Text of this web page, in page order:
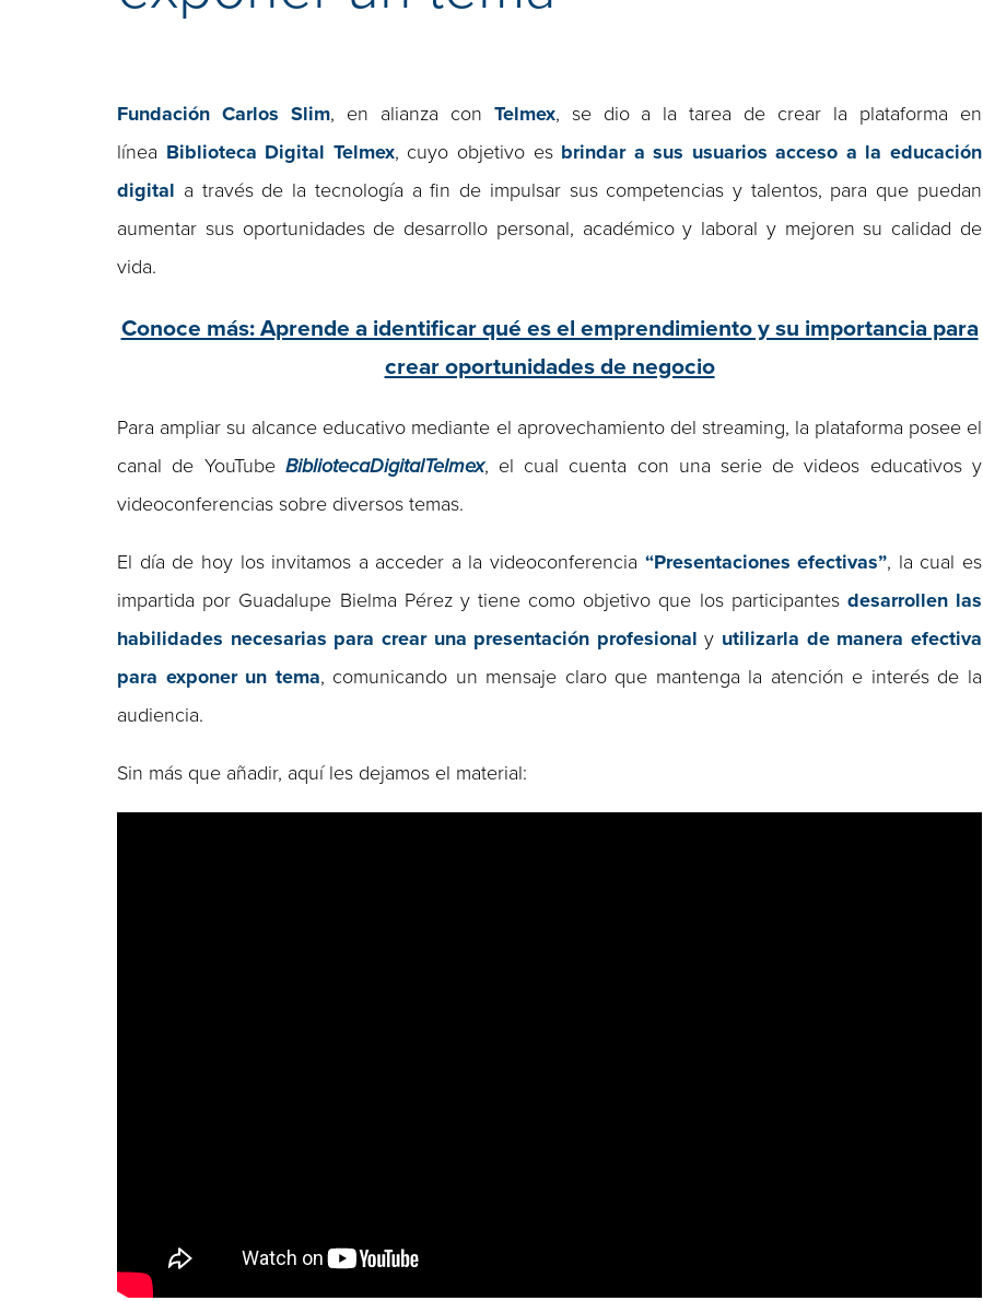
Fundación Carlos Slim, en alianza con Telmex, se dio a la tarea de crear la plataforma en
línea Biblioteca Digital Telmex, cuyo objetivo es brindar a sus usuarios acceso a la educación
digital a través de la tecnología a fin de impulsar sus competencias y talentos, para que puedan
aumentar sus oportunidades de desarrollo personal, académico y laboral y mejoren su calidad de
vida.
Conoce más: Aprende a identificar qué es el emprendimiento y su importancia para
crear oportunidades de negocio
Para ampliar su alcance educativo mediante el aprovechamiento del streaming, la plataforma posee el
canal de YouTube BibliotecaDigitalTelmex, el cual cuenta con una serie de videos educativos y
videoconferencias sobre diversos temas.
El día de hoy los invitamos a acceder a la videoconferencia “Presentaciones efectivas”, la cual es
impartida por Guadalupe Bielma Pérez y tiene como objetivo que los participantes desarrollen las
habilidades necesarias para crear una presentación profesional y utilizarla de manera efectiva
para exponer un tema, comunicando un mensaje claro que mantenga la atención e interés de la
audiencia.
Sin más que añadir, aquí les dejamos el material: